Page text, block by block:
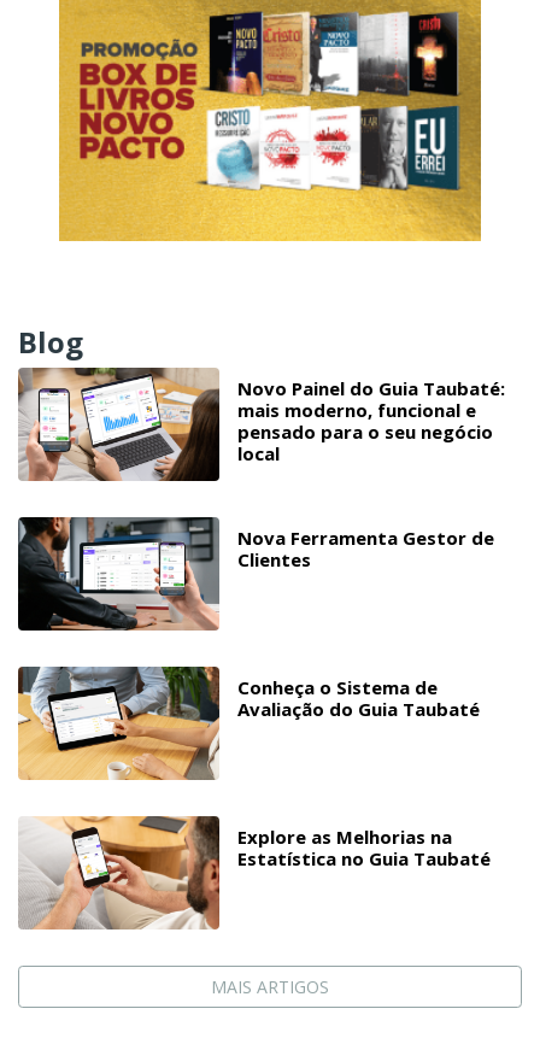
Blog
Novo Painel do Guia Taubaté:
mais moderno, funcional e
pensado para o seu negócio
local
Nova Ferramenta Gestor de
Clientes
Conheça o Sistema de
Avaliação do Guia Taubaté
Explore as Melhorias na
Estatística no Guia Taubaté
MAIS ARTIGOS